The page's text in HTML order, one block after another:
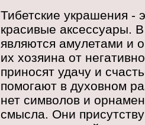
Тибетские украшения -
красивые аксессуары.
являются амулетами и
их хозяина от
приносят удачу и
помогают в духовном
нет символов и
смысла. Они